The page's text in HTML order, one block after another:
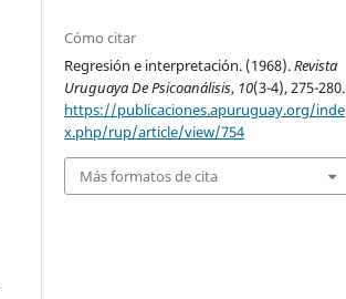
Cómo citar
Regresión e interpretación. (1968).Revista
Uruguaya De Psicoanálisis, 10(3-4), 275-280.
https://publicaciones.apuruguay.org/inde
x.php/rup/article/view/754
Más formatos de cita